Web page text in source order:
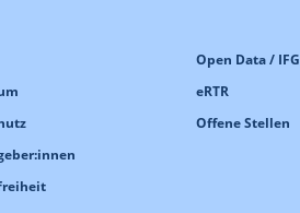
Open Data / IFG
eRTR
Offene Stellen